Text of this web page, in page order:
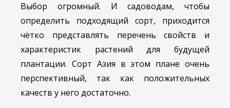
Выбор огромный. И садоводам, чтобы
определить подходящий сорт, приходится
чётко представлять перечень свойств и
характеристик растений для будущей
плантации. Сорт Азия в этом плане очень
перспективный, так как положительных
качеств у него достаточно.